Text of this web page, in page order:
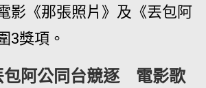
影《那張照片》及《丟包阿
3獎項。
包阿公同台競逐 電影歌